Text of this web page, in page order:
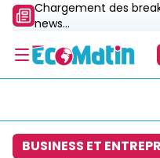
Chargement des
news...
BUSINESS ET